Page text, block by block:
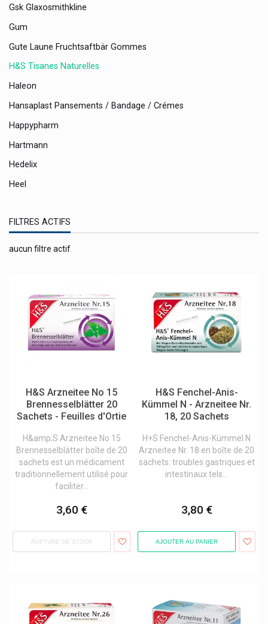
Gsk Glaxosmithkline
Gum
Gute Laune Fruchtsaftbär Gommes
H&s Tisanes Naturelles
Haleon
Hansaplast Pansements / Bandage / Crémes
Happypharm
Hartmann
Hedelix
Heel
Hemptest
Hermes Arzneimittel
Hermesetas Édulcorants Artificiels
Hevert Produits
Hofmann & Sommer
Horus Pharma
Hospilux
Hra Pharma
Hsn Health Science Et Nutrition
Hydratis Tube - Hydratation
Iana Articulations
FILTRES ACTIFS
aucun filtre actif
H&S Arzneitee No 15
Brennesselblätter 20
Sachets - Feuilles d'Ortie
H&amp;S Arzneitee No 15
Brennesselblätter boîte de 20
sachets est un médicament
traditionnellement utilisé pour
faciliter...
3,60 €
RUPTURE DE STOCK
H&S Fenchel-Anis-
Kümmel N - Arzneitee Nr.
18, 20 Sachets
H+S Fenchel-Anis-Kümmel N
Arzneitee Nr. 18 en boîte de 20
sachets: troubles gastriques et
intestinaux tels...
3,80 €
AJOUTER AU PANIER